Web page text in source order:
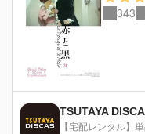
343
TSUTAYA
【宅配レンタル】